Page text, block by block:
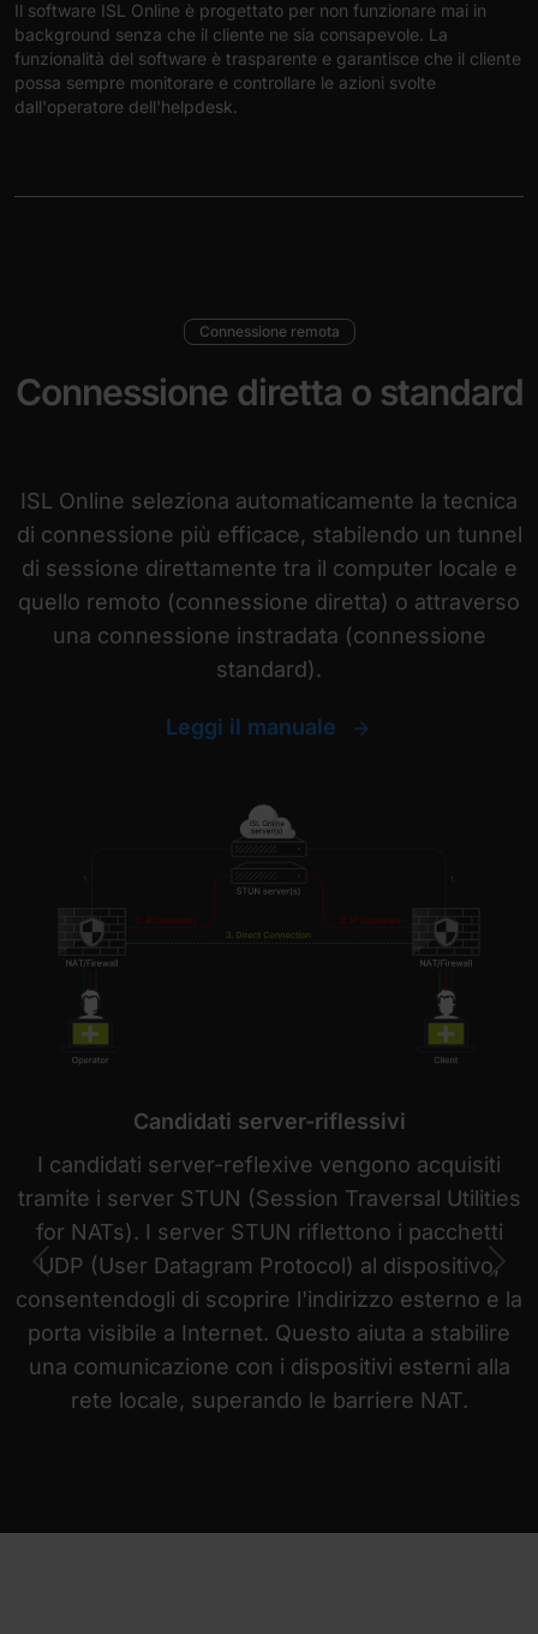
Il software ISL Online è progettato per non funzionare mai in
background senza che il cliente ne sia consapevole. La
funzionalità del software è trasparente e garantisce che il cliente
possa sempre monitorare e controllare le azioni svolte
dall'operatore dell'helpdesk.
Connessione remota
Connessione diretta o standard
ISL Online seleziona automaticamente la tecnica
di connessione più efficace, stabilendo un tunnel
di sessione direttamente tra il computer locale e
quello remoto (connessione diretta) o attraverso
una connessione instradata (connessione
standard).
Leggi il manuale
Candidati server-riflessivi
I candidati server-reflexive vengono acquisiti
tramite i server STUN (Session Traversal Utilities
for NATs). I server STUN riflettono i pacchetti
UDP (User Datagram Protocol) al dispositivo,
consentendogli di scoprire l'indirizzo esterno e la
porta visibile a Internet. Questo aiuta a stabilire
una comunicazione con i dispositivi esterni alla
rete locale, superando le barriere NAT.
Previous